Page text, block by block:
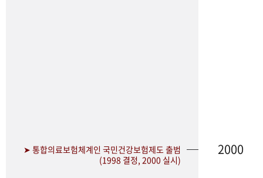
➤ 통합의료보험체계인 국민건강보험제도 출범
(1998 결정, 2000 실시)
2000